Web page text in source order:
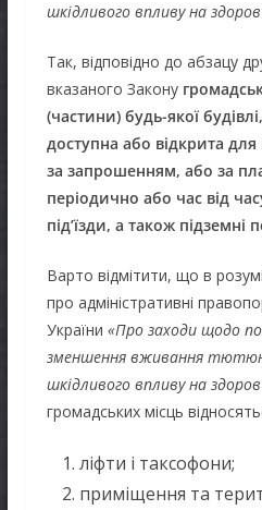
шкідливого впливу на
Так, відповідно до абзацу
вказаного Закону
(частини) будь-якої
доступна або відкрита
за запрошенням, або за
періодично або час від
під’їзди, а також підземні
Варто відмітити, що в
про адміністративні
України «Про заходи щодо
зменшення вживання
шкідливого впливу на
громадських місць
ліфти і таксофони;
приміщення та